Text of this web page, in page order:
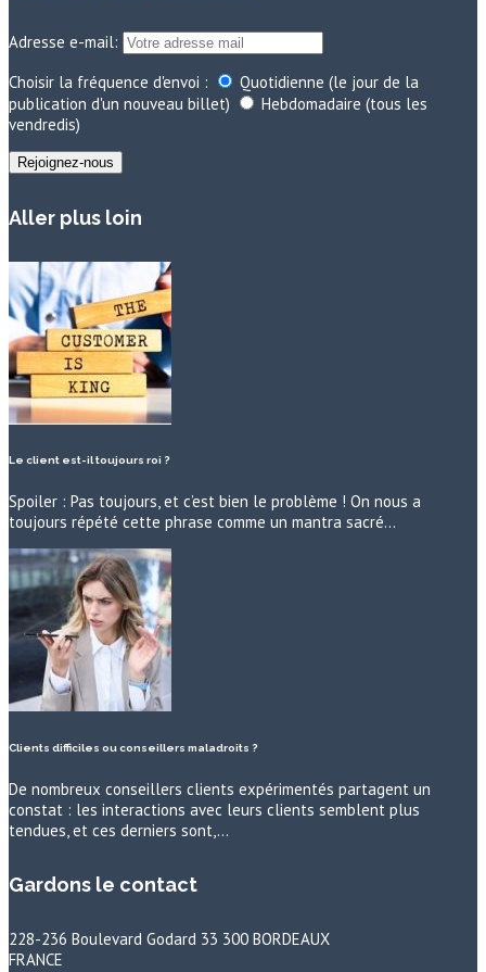
Adresse e-mail:
Choisir la fréquence d'envoi :
Quotidienne (le jour de la
publication d'un nouveau billet)
Hebdomadaire (tous les
vendredis)
Aller plus loin
Le client est-il toujours roi ?
Spoiler : Pas toujours, et c’est bien le problème ! On nous a
toujours répété cette phrase comme un mantra sacré…
Clients difficiles ou conseillers maladroits ?
De nombreux conseillers clients expérimentés partagent un
constat : les interactions avec leurs clients semblent plus
tendues, et ces derniers sont,…
Gardons le contact
228-236 Boulevard Godard 33 300 BORDEAUX
FRANCE